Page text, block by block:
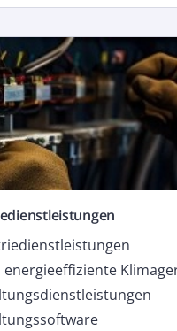
energieeffiziente